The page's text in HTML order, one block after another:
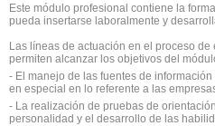
Este módulo profesional contiene la
pueda insertarse laboralmente y
Las líneas de actuación en el proceso
permiten alcanzar los objetivos del
- El manejo de las fuentes de
en especial en lo referente a las
- La realización de pruebas de
personalidad y el desarrollo de las